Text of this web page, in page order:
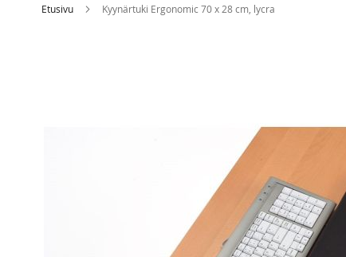
Etusivu Kyynärtuki Ergonomic 70 x 28 cm, lycra